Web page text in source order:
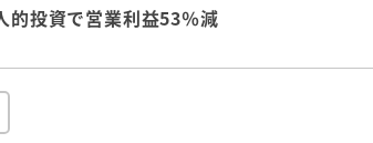
投資で営業利益53％減